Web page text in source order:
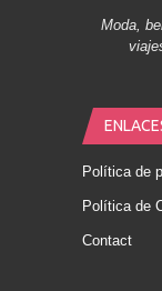
Moda,
Política de
Política de
Contact